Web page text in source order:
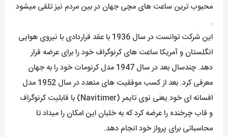
محبوب ترین ساعت های مچی جهان در بین مردم نیز تلقی میشود
.
این شرکت توانست در سال 1936 با عقد قراردادی با نیروی هوایی
انگلستان و آمریکا ساعت های کرنوگراف خود را برای عرضه قرار
دهد. چندسال بعد در سال 1947 مدل کرنومات خود را به جهان
معرفی کرد. بعد از کسب موفقیت های متعدد در سال 1952 مدل
افسانه ای خود یعنی نوی تایمر (Navitimer) با قابلیت کرنوگراف
و قاب چرخنده را عرضه کرد که به خلبان این امکان را میداد تا
محاسباتی برای پرواز خود انجام دهد.